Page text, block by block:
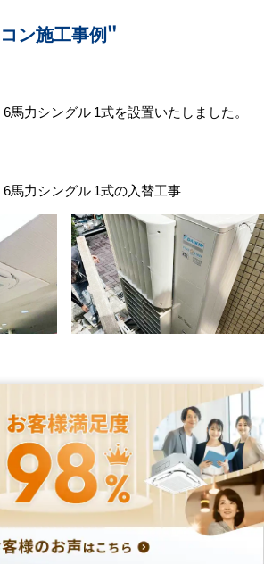
ン施工事例"
馬力シングル 1式を設置いたしました。
馬力シングル 1式の入替工事